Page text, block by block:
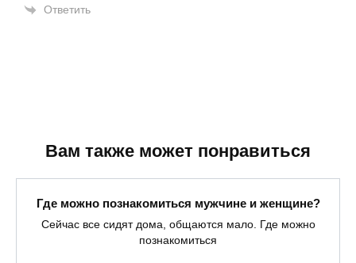
Ответить
Вам также может понравиться
Где можно познакомиться мужчине и женщине?
Сейчас все сидят дома, общаются мало. Где можно
познакомиться